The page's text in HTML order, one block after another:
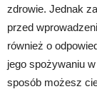
zdrowie. Jednak
przed
również o
jego spożywaniu
sposób możesz